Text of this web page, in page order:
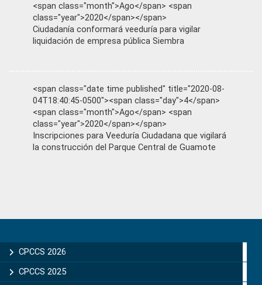
<span class="month">Ago</span> <span
class="year">2020</span></span>
Ciudadanía conformará veeduría para vigilar
liquidación de empresa pública Siembra
<span class="date time published" title="2020-08-
04T18:40:45-0500"><span class="day">4</span>
<span class="month">Ago</span> <span
class="year">2020</span></span>
Inscripciones para Veeduría Ciudadana que vigilará
la construcción del Parque Central de Guamote
Sidebar
CPCCS 2026
CPCCS 2025